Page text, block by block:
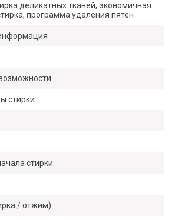
деликатных тканей, экономичная
программа удаления пятен
стирки
стирки
/ отжим)